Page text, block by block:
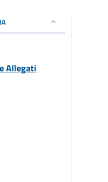
Allegati